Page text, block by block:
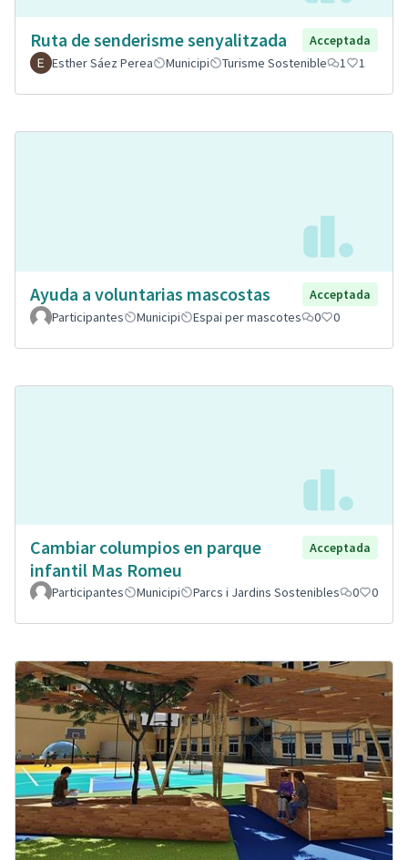
Ruta de senderisme senyalitzada
Acceptada
Esther Sáez Perea
Municipi Turisme Sostenible 1 1
Ayuda a voluntarias mascostas
Acceptada
Participantes
Municipi Espai per mascotes 0 0
Cambiar columpios en parque
infantil Mas Romeu
Acceptada
Participantes Municipi Parcs i Jardins Sostenibles 0 0